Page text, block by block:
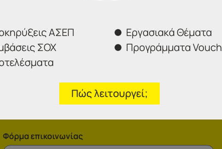
Φόρμα επικοινωνίας
ΑΣΕΠ
ΣΟΧ
Εργασιακά Θέματα
Προγράμματα
Πώς λειτουργεί;